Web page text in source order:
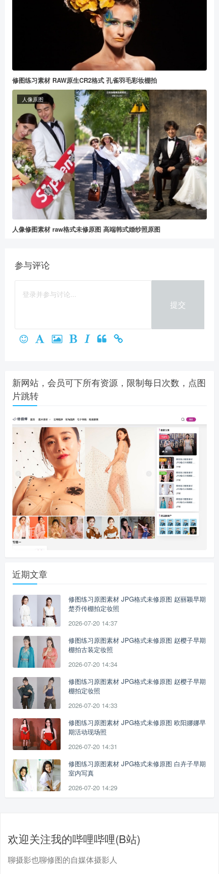
修图练习素材 RAW原生CR2格式 孔雀羽毛彩妆棚拍
人像原图
人像修图素材 raw格式未修原图 高端韩式婚纱照原图
参与评论
提交
新网站，会员可下所有资源，限制每日次数，点图
片跳转
近期文章
修图练习原图素材 JPG格式未修原图 赵丽颖早期
楚乔传棚拍定妆照
2026-07-20 14:37
修图练习原图素材 JPG格式未修原图 赵樱子早期
棚拍古装定妆照
2026-07-20 14:34
修图练习原图素材 JPG格式未修原图 赵樱子早期
棚拍定妆照
2026-07-20 14:33
修图练习原图素材 JPG格式未修原图 欧阳娜娜早
期活动现场照
2026-07-20 14:31
修图练习原图素材 JPG格式未修原图 白卉子早期
室内写真
2026-07-20 14:29
欢迎关注我的哔哩哔哩(B站)
聊摄影也聊修图的自媒体摄影人